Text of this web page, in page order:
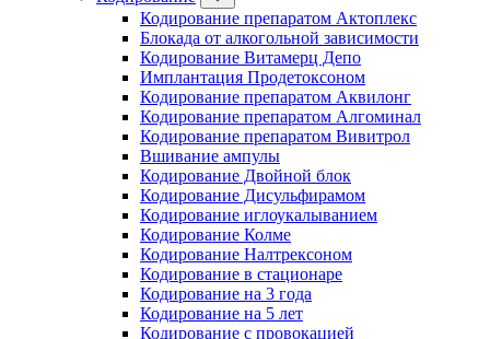
Кодирование препаратом Актоплекс
Блокада от алкогольной зависимости
Кодирование Витамерц Депо
Имплантация Продетоксоном
Кодирование препаратом Аквилонг
Кодирование препаратом Алгоминал
Кодирование препаратом Вивитрол
Вшивание ампулы
Кодирование Двойной блок
Кодирование Дисульфирамом
Кодирование иглоукалыванием
Кодирование Колме
Кодирование Налтрексоном
Кодирование в стационаре
Кодирование на 3 года
Кодирование на 5 лет
Кодирование с провокацией